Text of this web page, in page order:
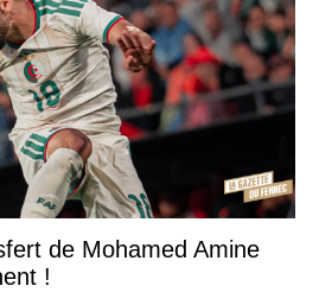
de Mohamed Amine
!